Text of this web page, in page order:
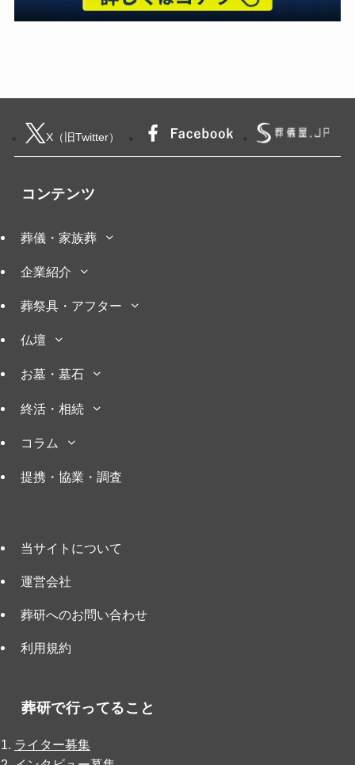
X（旧Twitter）
コンテンツ
葬儀・家族葬
企業紹介
葬祭具・アフター
仏壇
お墓・墓石
終活・相続
コラム
提携・協業・調査
当サイトについて
運営会社
葬研へのお問い合わせ
利用規約
葬研で行ってること
ライター募集